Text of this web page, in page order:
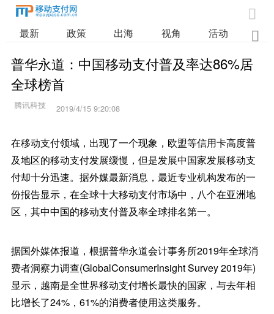

最新 政策 出海 视角 活动 业

普华永道：中国移动支付普及率达86%居
全球榜首
2019/4/15 9:20:08
在移动支付领域，出现了一个现象，欧盟等信用卡高度普
及地区的移动支付发展缓慢，但是发展中国家发展移动支
付却十分迅速。据外媒最新消息，最近专业机构发布的一
份报告显示，在全球十大移动支付市场中，八个在亚洲地
区，其中中国的移动支付普及率全球排名第一。
据国外媒体报道，根据普华永道会计事务所2019年全球消
费者洞察力调查(GlobalConsumerInsight Survey 2019年)
显示，越南是全世界移动支付增长最快的国家，与去年相
比增长了24%，61%的消费者使用这类服务。